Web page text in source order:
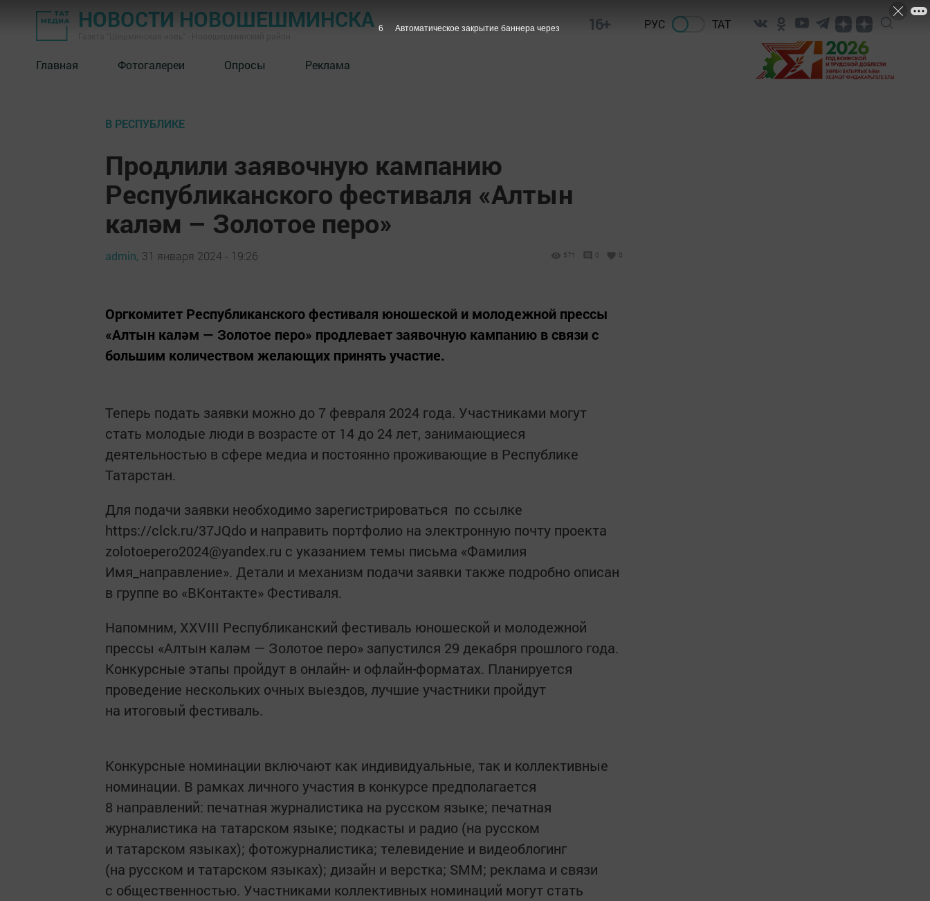
НОВОСТИ НОВОШЕШМИНСКА 16+ РУС ТАТ
Главная Фотогалереи Опросы Реклама
В РЕСПУБЛИКЕ
Продлили заявочную кампанию
Республиканского фестиваля «Алтын
каләм – Золотое перо»
admin, 31 января 2024 - 19:26 571 0 0
Оргкомитет Республиканского фестиваля юношеской и молодежной прессы
«Алтын каләм — Золотое перо» продлевает заявочную кампанию в связи с
большим количеством желающих принять участие.
Теперь подать заявки можно до 7 февраля 2024 года. Участниками могут
стать молодые люди в возрасте от 14 до 24 лет, занимающиеся
деятельностью в сфере медиа и постоянно проживающие в Республике
Татарстан.
Для подачи заявки необходимо зарегистрироваться по ссылке
https://clck.ru/37JQdo и направить портфолио на электронную почту проекта
zolotoepero2024@yandex.ru с указанием темы письма «Фамилия
Имя_направление». Детали и механизм подачи заявки также подробно описан
в группе во «ВКонтакте» Фестиваля.
Напомним, XXVIII Республиканский фестиваль юношеской и молодежной
прессы «Алтын каләм — Золотое перо» запустился 29 декабря прошлого года.
Конкурсные этапы пройдут в онлайн- и офлайн-форматах. Планируется
проведение нескольких очных выездов, лучшие участники пройдут
на итоговый фестиваль.
Конкурсные номинации включают как индивидуальные, так и коллективные
номинации. В рамках личного участия в конкурсе предполагается
8 направлений: печатная журналистика на русском языке; печатная
журналистика на татарском языке; подкасты и радио (на русском
и татарском языках); фотожурналистика; телевидение и видеоблогинг
(на русском и татарском языках); дизайн и верстка; SMM; реклама и связи
с общественностью. Участниками коллективных номинаций могут стать
5 Автоматическое закрытие баннера через